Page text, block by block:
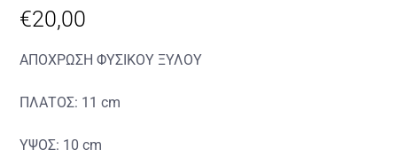
€20,00
ΑΠΟΧΡΩΣΗ ΦΥΣΙΚΟΥ ΞΥΛΟΥ
ΠΛΑΤΟΣ: 11 cm
ΥΨΟΣ: 10 cm